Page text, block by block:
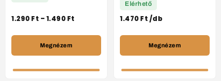
1.290 Ft – 1.490 Ft
Megnézem
Elérhető
1.470 Ft /db
Megnézem